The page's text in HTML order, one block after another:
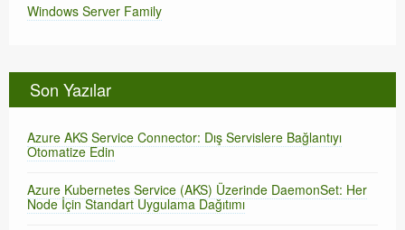
Windows Server Family
Son Yazılar
Azure AKS Service Connector: Dış Servislere Bağlantıyı
Otomatize Edin
Azure Kubernetes Service (AKS) Üzerinde DaemonSet: Her
Node İçin Standart Uygulama Dağıtımı